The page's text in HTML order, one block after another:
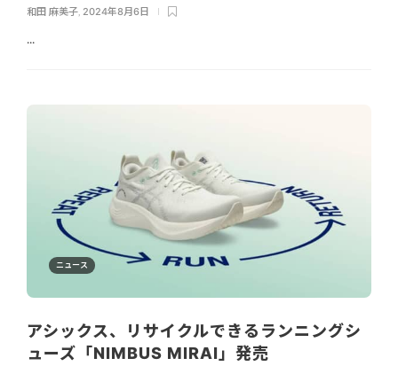
和田 麻美子 2024年8月6日
...
ニュース
アシックス、リサイクルできるランニングシ
ューズ「NIMBUS MIRAI」発売